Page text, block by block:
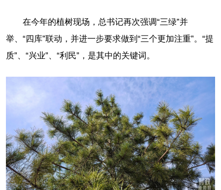
在今年的植树现场，总书记再次强调“三绿”并
举、“四库”联动，并进一步要求做到“三个更加注重”。“提
质”、“兴业”、“利民”，是其中的关键词。